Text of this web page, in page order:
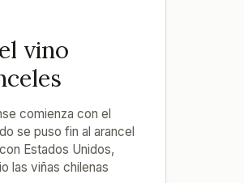
vino
comienza con el
se puso fin al arancel
Estados Unidos,
las viñas chilenas